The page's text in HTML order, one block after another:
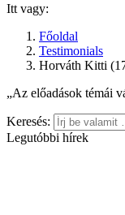
Itt vagy:
Főoldal
Testimonials
Horváth Kitti
„Az előadások témái
Keresés:
Legutóbbi hírek